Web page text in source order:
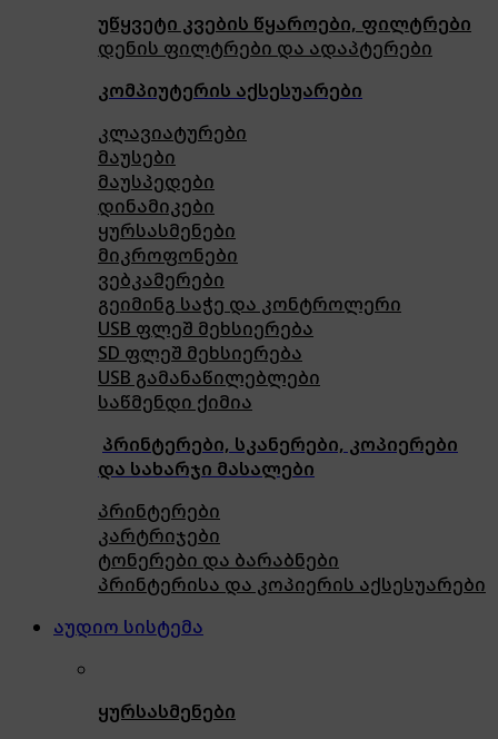
უწყვეტი კვების წყაროები, ფილტრები
დენის ფილტრები და ადაპტერები
კომპიუტერის აქსესუარები
კლავიატურები
მაუსები
მაუსპედები
დინამიკები
ყურსასმენები
მიკროფონები
ვებკამერები
გეიმინგ საჭე და კონტროლერი
USB ფლეშ მეხსიერება
SD ფლეშ მეხსიერება
USB გამანაწილებლები
საწმენდი ქიმია
პრინტერები, სკანერები, კოპიერები
და სახარჯი მასალები
პრინტერები
კარტრიჯები
ტონერები და ბარაბნები
პრინტერისა და კოპიერის აქსესუარები
აუდიო სისტემა
ყურსასმენები